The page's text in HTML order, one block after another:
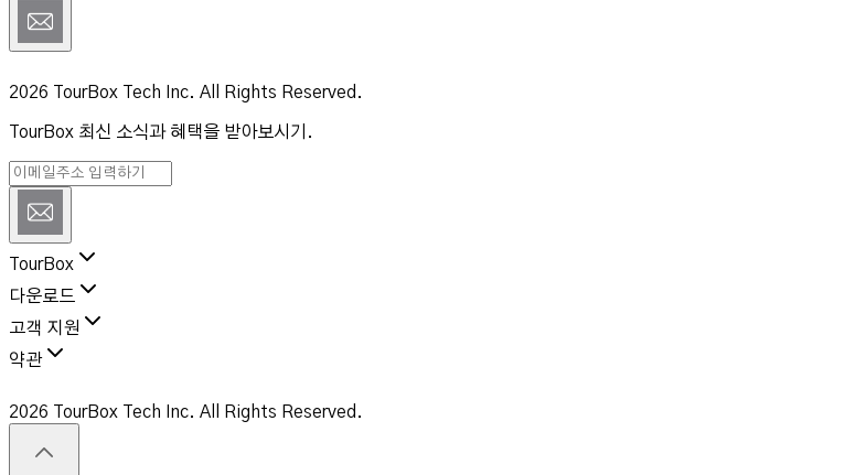
2026 TourBox Tech Inc. All Rights Reserved.
TourBox 최신 소식과 혜택을 받아보시기.
TourBox
다운로드
고객 지원
약관
2026 TourBox Tech Inc. All Rights Reserved.